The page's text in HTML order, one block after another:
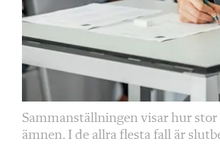
Sammanställningen visar hur
ämnen. I de allra flesta fall är